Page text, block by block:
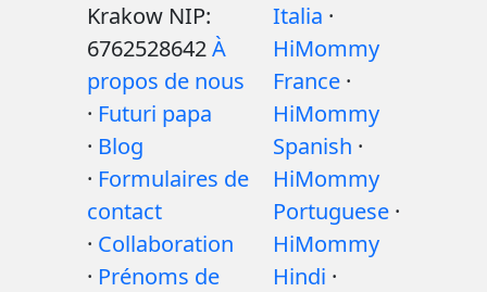
Krakow NIP:
6762528642À
propos de nous
· Futuri papa
· Blog
· Formulaires de
contact
· Collaboration
· Prénoms de
Italia ·
HiMommy
France ·
HiMommy
Spanish ·
HiMommy
Portuguese ·
HiMommy
Hindi ·